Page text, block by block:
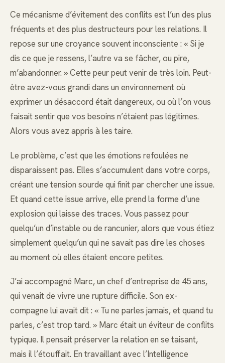
Ce mécanisme d’évitement des conflits est l’un des plus
fréquents et des plus destructeurs pour les relations. Il
repose sur une croyance souvent inconsciente : « Si je
dis ce que je ressens, l’autre va se fâcher, ou pire,
m’abandonner. » Cette peur peut venir de très loin. Peut-
être avez-vous grandi dans un environnement où
exprimer un désaccord était dangereux, ou où l’on vous
faisait sentir que vos besoins n’étaient pas légitimes.
Alors vous avez appris à les taire.
Le problème, c’est que les émotions refoulées ne
disparaissent pas. Elles s’accumulent dans votre corps,
créant une tension sourde qui finit par chercher une issue.
Et quand cette issue arrive, elle prend la forme d’une
explosion qui laisse des traces. Vous passez pour
quelqu’un d’instable ou de rancunier, alors que vous étiez
simplement quelqu’un qui ne savait pas dire les choses
au moment où elles étaient encore petites.
J’ai accompagné Marc, un chef d’entreprise de 45 ans,
qui venait de vivre une rupture difficile. Son ex-
compagne lui avait dit : « Tu ne parles jamais, et quand tu
parles, c’est trop tard. » Marc était un éviteur de conflits
typique. Il pensait préserver la relation en se taisant,
mais il l’étouffait. En travaillant avec l’Intelligence